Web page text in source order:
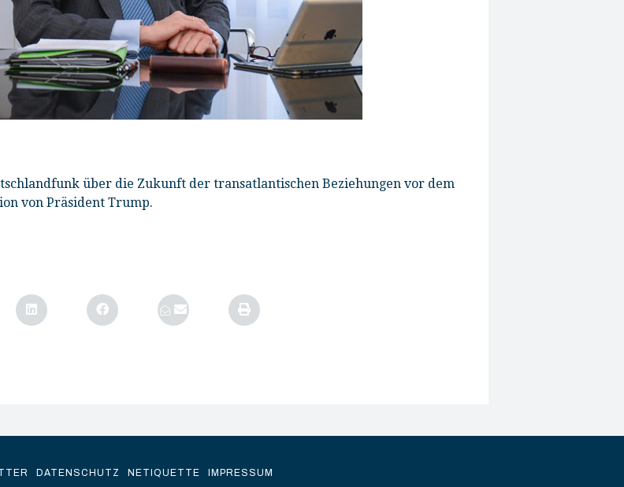
über die Zukunft der transatlantischen Beziehungen vor dem
von Präsident Trump.
DATENSCHUTZ NETIQUETTE IMPRESSUM